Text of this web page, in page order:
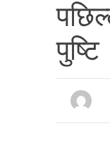
पुष्टि